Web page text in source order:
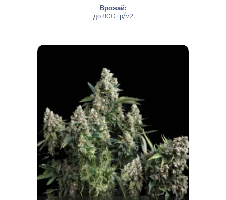
Врожай:
до 800 гр/м2